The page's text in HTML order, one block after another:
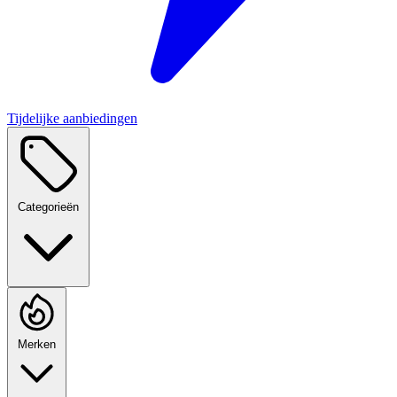
Tijdelijke aanbiedingen
Categorieën
Merken